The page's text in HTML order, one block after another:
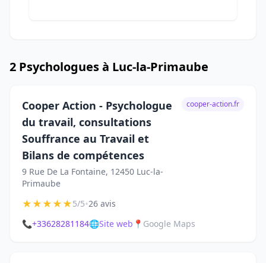
2 Psychologues à Luc-la-Primaube
Cooper Action - Psychologue
du travail, consultations
Souffrance au Travail et
Bilans de compétences
9 Rue De La Fontaine, 12450 Luc-la-
Primaube
cooper-action.fr
★★★★★5/5•26 avis
📞+33628281184🌐Site web 📍 Google Maps